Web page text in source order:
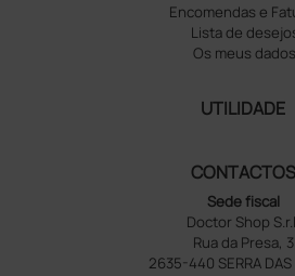
Encomendas e
Lista de
Os meus dados
UTILIDADE
CONTACTOS
Sede fiscal
Doctor Shop S.r.l.
Rua da Presa, 3
2635-440 SERRA DAS